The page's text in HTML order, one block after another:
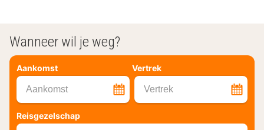
Wanneer wil je weg?
Aankomst Vertrek
Aankomst Vertrek
Reisgezelschap